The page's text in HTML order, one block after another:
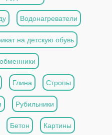
Водонагреватели
на детскую обувь
Глина Стропы
Рубильники
Бетон Картины